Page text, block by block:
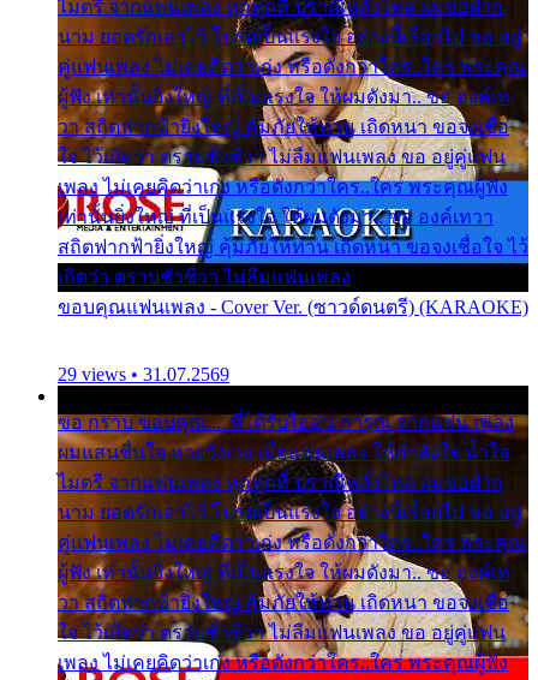
ไมตรี จากแฟนเพลง ทุกทุกที่ ปราณีหลั่งไหล ผมขอฝาก
นาม ยอดรักเอาไว้ โปรดเป็นแรงใจ อย่างนี้เรื่อยไป ขอ อยู่
คู่แฟนเพลง ไม่เคยคิดว่าเก่ง หรือดังกว่าใคร..ใคร พระคุณ
ผู้ฟัง เท่านั้นยิ่งใหญ่ ที่เป็นแรงใจ ให้ผมดังมา.. ขอ องค์เท
วา สถิตฟากฟ้ายิ่งใหญ่ คุ้มภัยให้ท่าน เถิดหนา ขอจงเชื่อ
ใจ ไว้เถิดว่า ตราบชั่วชีวา ไม่ลืมแฟนเพลง ขอ อยู่คู่แฟน
เพลง ไม่เคยคิดว่าเก่ง หรือดังกว่าใคร..ใคร พระคุณผู้ฟัง
เท่านั้นยิ่งใหญ่ ที่เป็นแรงใจ ให้ผมดังมา.. ขอ องค์เทวา
สถิตฟากฟ้ายิ่งใหญ่ คุ้มภัยให้ท่าน เถิดหนา ขอจงเชื่อใจ ไว้
เถิดว่า ตราบชั่วชีวา ไม่ลืมแฟนเพลง
ขอบคุณแฟนเพลง - Cover Ver. (ซาวด์ดนตรี) (KARAOKE)
29 views • 31.07.2569
ขอ กราบ ขอบคุณ.... ที่ได้รับไออุ่น การุณ จากแฟน เพลง
ผมแสนชื่นใจ หายวังเวง เมื่อแฟนเพลง ให้กำลังใจ น้ำใจ
ไมตรี จากแฟนเพลง ทุกทุกที่ ปราณีหลั่งไหล ผมขอฝาก
นาม ยอดรักเอาไว้ โปรดเป็นแรงใจ อย่างนี้เรื่อยไป ขอ อยู่
คู่แฟนเพลง ไม่เคยคิดว่าเก่ง หรือดังกว่าใคร..ใคร พระคุณ
ผู้ฟัง เท่านั้นยิ่งใหญ่ ที่เป็นแรงใจ ให้ผมดังมา.. ขอ องค์เท
วา สถิตฟากฟ้ายิ่งใหญ่ คุ้มภัยให้ท่าน เถิดหนา ขอจงเชื่อ
ใจ ไว้เถิดว่า ตราบชั่วชีวา ไม่ลืมแฟนเพลง ขอ อยู่คู่แฟน
เพลง ไม่เคยคิดว่าเก่ง หรือดังกว่าใคร..ใคร พระคุณผู้ฟัง